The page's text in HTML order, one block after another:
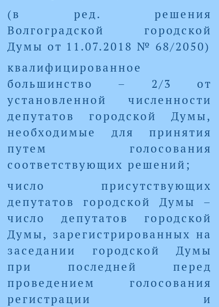
(в ред. решения
Волгоградской городской
Думы от 11.07.2018 № 68/2050)
квалифицированное
большинство – 2/3 от
установленной численности
депутатов городской Думы,
необходимые для принятия
путем голосования
соответствующих решений;
число присутствующих
депутатов городской Думы –
число депутатов городской
Думы, зарегистрированных на
заседании городской Думы
при последней перед
проведением голосования
регистрации и